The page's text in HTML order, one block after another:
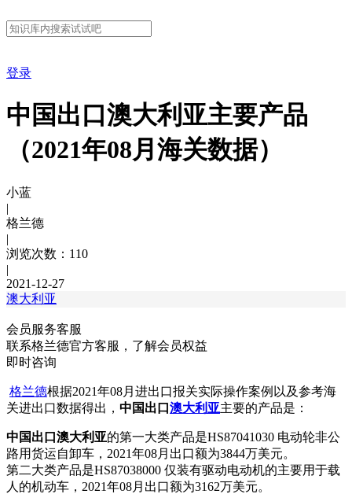
登录
中国出口澳大利亚主要产品
（2021年08月海关数据）
小蓝
|
格兰德
|
浏览次数：110
|
2021-12-27
澳大利亚
会员服务客服
联系格兰德官方客服，了解会员权益
即时咨询
格兰德根据2021年08月进出口报关实际操作案例以及参考海
关进出口数据得出， 中国出口 澳大利亚主要的产品是：
中国出口澳大利亚的第一大类产品是HS87041030 电动轮非公
路用货运自卸车，2021年08月出口额为3844万美元。
第二大类产品是HS87038000 仅装有驱动电动机的主要用于载
人的机动车，2021年08月出口额为3162万美元。